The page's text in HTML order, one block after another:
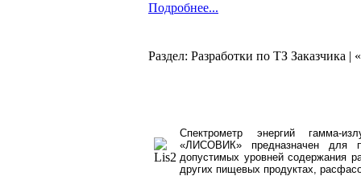
Подробнее...
Раздел: Разработки по ТЗ
Спектрометр энергий гамма-
«ЛИСОВИК» предназначен для
допустимых уровней содержания
других пищевых продуктах,